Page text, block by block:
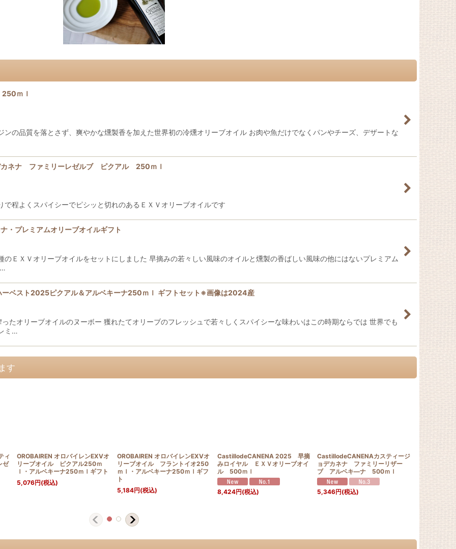
250ｍｌ
の品質を落とさず、爽やかな燻製香を加えた世界初の冷燻オリーブオイル お肉や魚だけでなくパンやチーズ、デザートな
ネナ ファミリーレゼルブ ピクアル 250ｍｌ
程よくスパイシーでピシッと切れのあるＥＸＶオリーブオイルです
プレミアムオリーブオイルギフト
ＥＸＶオリーブオイルをセットにしました 早摘みの若々しい風味のオイルと燻製の香ばしい風味の他にはないプレミアム
ベスト2025ピクアル＆アルベキーナ250ｍｌ ギフトセット※画像は2024産
たオリーブオイルのヌーボー 獲れたてオリーブのフレッシュで若々しくスパイシーな味わいはこの時期ならでは 世界でも
ミ…
す
ィ
ゼ
OROBAIREN オロバイレンEXVオ
リーブオイル ピクアル250ｍ
ｌ・アルベキーナ250ｍｌギフト
5,076円(税込)
OROBAIREN オロバイレンEXVオ
リーブオイル フラントイオ250
ｍｌ・アルベキーナ250ｍｌギフ
ト
5,184円(税込)
CastillodeCANENA 2025 早摘
みロイヤル ＥＸＶオリーブオイ
ル 500ｍｌ
8,424円(税込)
CastillodeCANENAカスティージ
ョデカネナ ファミリーリザー
ブ アルベキ―ナ 500ｍｌ
5,346円(税込)